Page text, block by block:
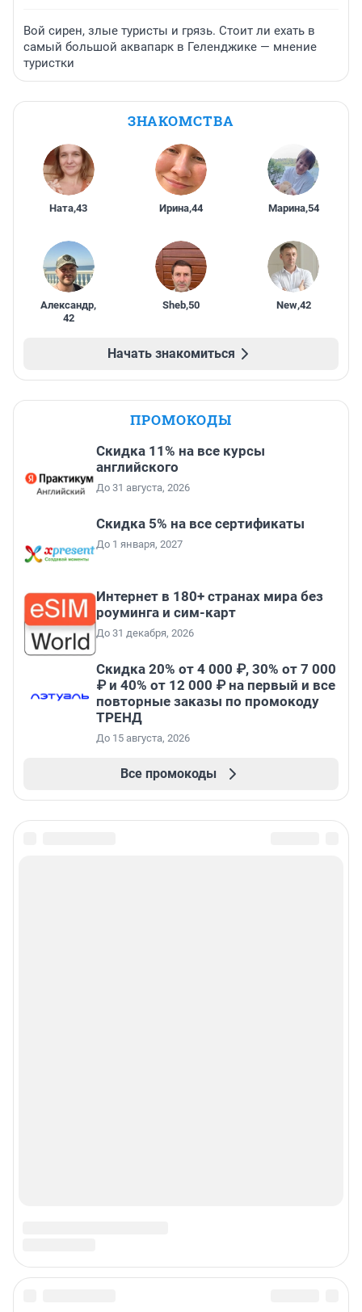
Вой сирен, злые туристы и грязь. Стоит ли ехать в
самый большой аквапарк в Геленджике — мнение
туристки
ЗНАКОМСТВА
Ната,43 Ирина,44 Марина,54
Александр,
42
Sheb,50 New,42
Начать знакомиться
ПРОМОКОДЫ
Скидка 11% на все курсы
английского
До 31 августа, 2026
Скидка 5% на все сертификаты
До 1 января, 2027
Интернет в 180+ странах мира без
роуминга и сим-карт
До 31 декабря, 2026
Скидка 20% от 4 000 ₽, 30% от 7 000
₽ и 40% от 12 000 ₽ на первый и все
повторные заказы по промокоду
ТРЕНД
До 15 августа, 2026
Все промокоды